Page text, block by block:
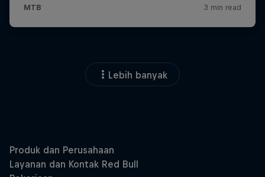
Lebih banyak